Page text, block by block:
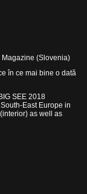
(Slovenia)
în ce mai bine o dată
SEE 2018
East Europe in
as well as